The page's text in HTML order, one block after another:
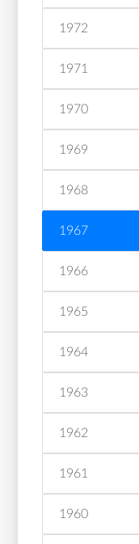
1972
1971
1970
1969
1968
1967
1966
1965
1964
1963
1962
1961
1960